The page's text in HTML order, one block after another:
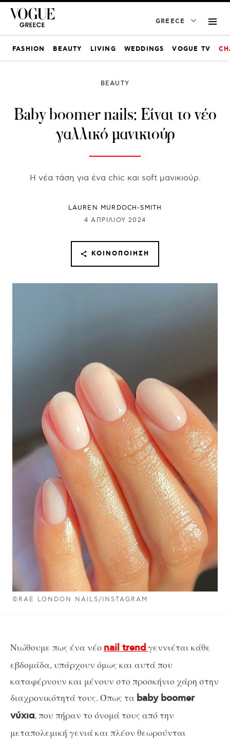
GREECE
FASHION BEAUTY LIVING WEDDINGS VOGUE TV
©RAE LONDON NAILS/INSTAGRAM
BEAUTY
Baby boomer nails: Είναι το νέο
γαλλικό μανικιούρ
Η νέα τάση για ένα chic και soft μανικιούρ.
LAUREN MURDOCH-SMITH
4 ΑΠΡΙΛΊΟΥ 2024
ΚΟΙΝΟΠΟΊΗΣΗ
Νιώθουμε πως ένα νέο nail trendγεννιέται κάθε
εβδομάδα, υπάρχουν όμως και αυτά που
καταφέρνουν και μένουν στο προσκήνιο χάρη στην
διαχρονικότητά τους. Όπως τα baby boomer
νύχια, που πήραν το όνομά τους από την
μεταπολεμική γενιά και πλέον θεωρούνται